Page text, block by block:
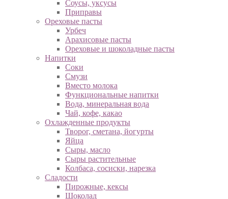
Соусы, уксусы
Приправы
Ореховые пасты
Урбеч
Арахисовые пасты
Ореховые и шоколадные пасты
Напитки
Соки
Смузи
Вместо молока
Функциональные напитки
Вода, минеральная вода
Чай, кофе, какао
Охлажденные продукты
Творог, сметана, йогурты
Яйца
Сыры, масло
Сыры растительные
Колбаса, сосиски, нарезка
Сладости
Пирожные, кексы
Шоколад